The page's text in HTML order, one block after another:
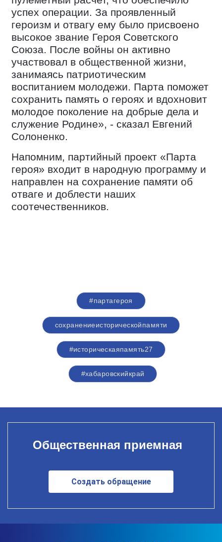
успех операции. За проявленный
героизм и отвагу ему было присвоено
высокое звание Героя Советского
Союза. После войны он активно
участвовал в общественной жизни,
занимаясь патриотическим
воспитанием молодежи. Парта поможет
сохранить память о героях и вдохновит
молодое поколение на добрые дела и
служение Родине», - сказал Евгений
Солоненко.
Напомним, партийный проект «Парта
героя» входит в народную программу и
направлен на сохранение памяти об
отваге и доблести наших
соотечественников.
#партагероя
сохранениеисторическойпамяти
#историческаяпамять27
#хабаровскийкрай
Общественная приемная
Создать обращение